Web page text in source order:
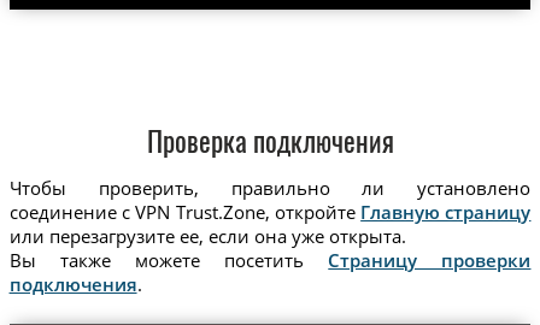
Проверка подключения
Чтобы проверить, правильно ли установлено
соединение с VPN Trust.Zone, откройте Главную страницу
или перезагрузите ее, если она уже открыта.
Вы также можете посетить Страницу проверки
подключения.